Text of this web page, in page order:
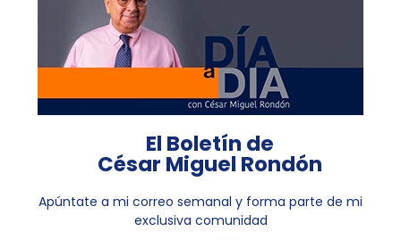
El Boletín de
César Miguel Rondón
Apúntate a mi correo semanal y forma parte de mi
exclusiva comunidad